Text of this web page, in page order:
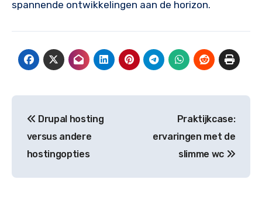
spannende ontwikkelingen aan de horizon.
navigation
Drupal hosting
versus andere
hostingopties
Praktijkcase:
ervaringen met de
slimme wc